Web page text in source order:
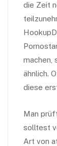
die Zeit
machen,
ähnlich.
diese
Man
solltest
Art von